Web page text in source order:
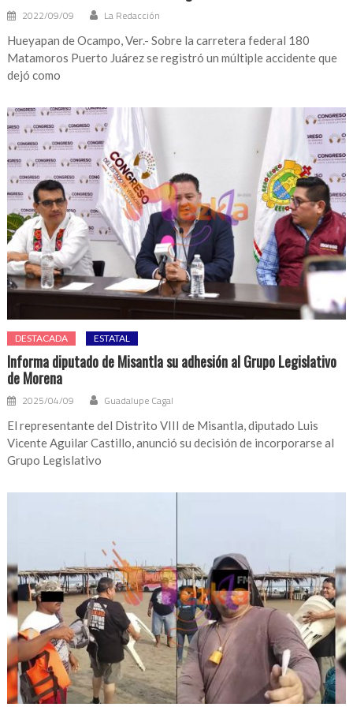
2022/09/09 La Redacción
Hueyapan de Ocampo, Ver.- Sobre la carretera federal 180
Matamoros Puerto Juárez se registró un múltiple accidente que
dejó como
DESTACADA ESTATAL
Informa diputado de Misantla su adhesión al Grupo Legislativo
de Morena
2025/04/09 Guadalupe Cagal
El representante del Distrito VIII de Misantla, diputado Luis
Vicente Aguilar Castillo, anunció su decisión de incorporarse al
Grupo Legislativo